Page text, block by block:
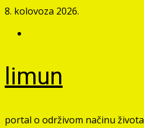
Skip
content
8. kolovoza 2026.
limun
portal o održivom načinu života